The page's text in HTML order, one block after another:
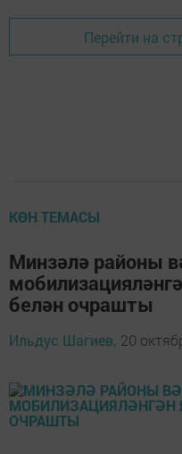
Перейти на
КӨН ТЕМАСЫ
Минзәлә районы
белән очрашты
Ильдус Шагиев, 20